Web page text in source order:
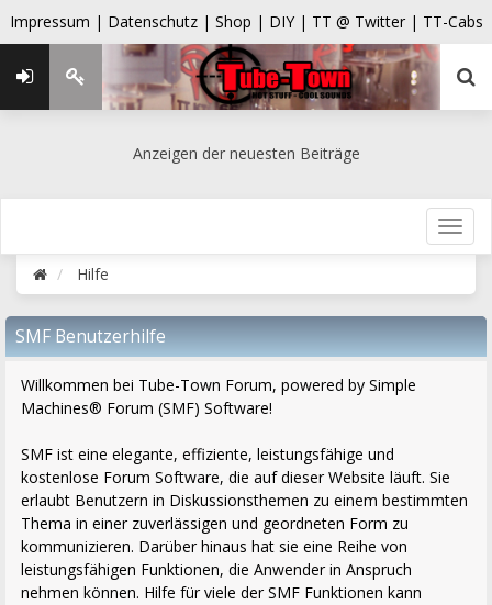
Impressum | Datenschutz | Shop | DIY | TT @ Twitter | TT-Cabs
Anzeigen der neuesten Beiträge
Hilfe
SMF Benutzerhilfe
Willkommen bei Tube-Town Forum, powered by Simple
Machines® Forum (SMF) Software!
SMF ist eine elegante, effiziente, leistungsfähige und
kostenlose Forum Software, die auf dieser Website läuft. Sie
erlaubt Benutzern in Diskussionsthemen zu einem bestimmten
Thema in einer zuverlässigen und geordneten Form zu
kommunizieren. Darüber hinaus hat sie eine Reihe von
leistungsfähigen Funktionen, die Anwender in Anspruch
nehmen können. Hilfe für viele der SMF Funktionen kann